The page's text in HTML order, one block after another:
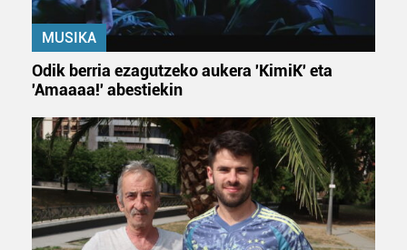
MUSIKA
Odik berria ezagutzeko aukera 'KimiK' eta
'Amaaaa!' abestiekin